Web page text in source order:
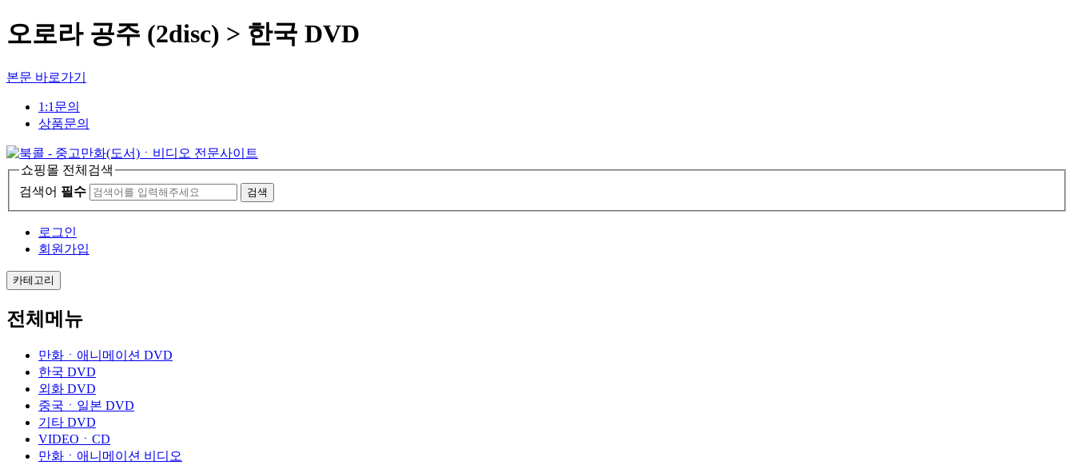
오로라 공주 (2disc) > 한국 DVD
본문 바로가기
1:1문의
상품문의
쇼핑몰 전체검색
검색어 필수 검색
로그인
회원가입
카테고리
전체메뉴
만화ㆍ애니메이션 DVD
한국 DVD
외화 DVD
중국ㆍ일본 DVD
기타 DVD
VIDEOㆍCD
만화ㆍ애니메이션 비디오